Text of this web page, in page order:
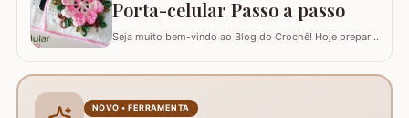
R
Porta-celular Passo a passo
Seja muito bem-vindo ao Blog do Crochê! Hoje preparei
carregador dentro da bolsa, ele funciona como um
NOVO • FERRAMENTA